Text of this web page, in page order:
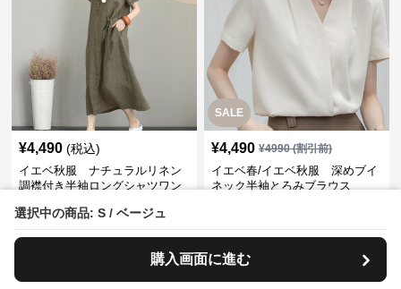
選択中の商品: S / ベージュ
購入画面に進む
¥4,490 (税込)
イエベ秋服 ナチュラルリネン
調襟付き半袖ロングシャツワン
全
SALE
¥4,490 ¥4990(割引前)
イエベ春/イエベ秋服 深めブイ
ネック半袖とろみブラウス